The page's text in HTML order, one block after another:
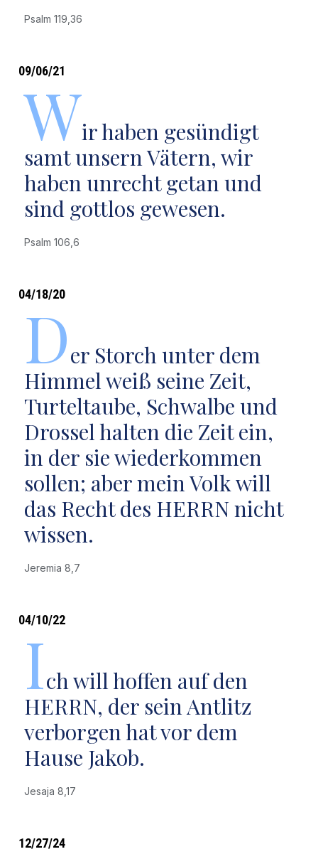
Psalm 119,36
09/06/21
Wir haben gesündigt
samt unsern Vätern, wir
haben unrecht getan und
sind gottlos gewesen.
Psalm 106,6
04/18/20
Der Storch unter dem
Himmel weiß seine Zeit,
Turteltaube, Schwalbe und
Drossel halten die Zeit ein,
in der sie wiederkommen
sollen; aber mein Volk will
das Recht des HERRN nicht
wissen.
Jeremia 8,7
04/10/22
Ich will hoffen auf den
HERRN, der sein Antlitz
verborgen hat vor dem
Hause Jakob.
Jesaja 8,17
12/27/24